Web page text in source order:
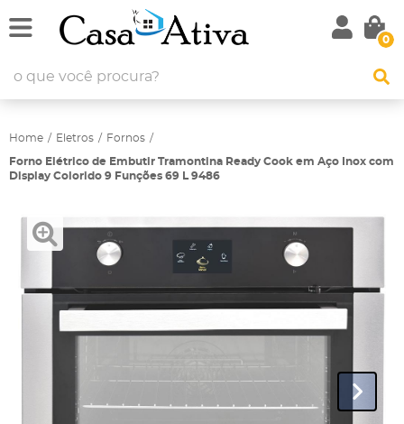
0
Home Eletros Fornos
Forno Elétrico de Embutir Tramontina Ready Cook em Aço Inox com
Display Colorido 9 Funções 69 L 9486